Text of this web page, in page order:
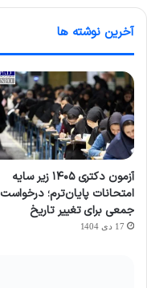
آخرین نوشته ها
آزمون دکتری ۱۴۰۵ زیر سایه
امتحانات پایان‌ترم؛ درخواست
جمعی برای تغییر تاریخ
17 دی 1404